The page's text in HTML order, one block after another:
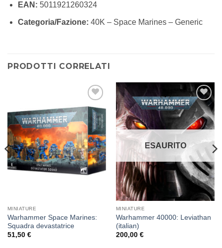
EAN: 5011921260324
Categoria/Fazione: 40K – Space Marines – Generic
PRODOTTI CORRELATI
Aggiungi
alla lista
dei
desideri
MINIATURE
Warhammer Space Marines:
Squadra devastatrice
51,50 €
Aggiungi
alla lista
dei
desideri
ESAURITO
MINIATURE
Warhammer 40000: Leviathan
(italian)
200,00 €